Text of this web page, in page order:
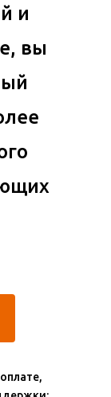
и
вы